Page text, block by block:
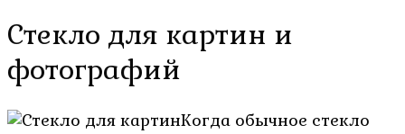
Стекло для картин и
фотографий
Когда обычное стекло